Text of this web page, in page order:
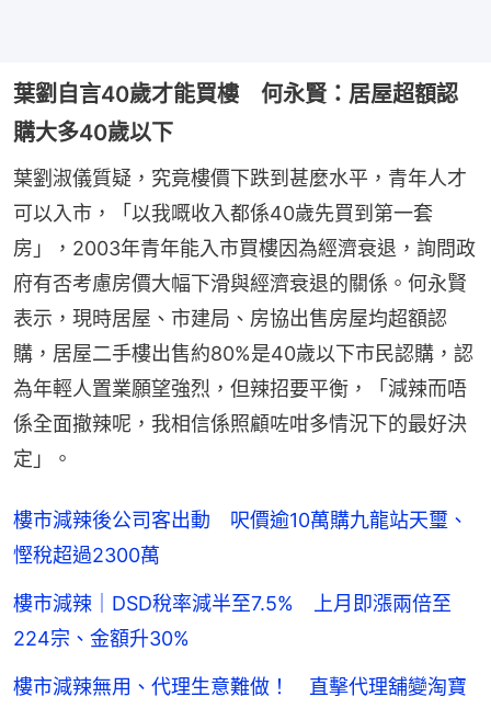
葉劉自言40歲才能買樓 何永賢：居屋超額認
購大多40歲以下
葉劉淑儀質疑，究竟樓價下跌到甚麼水平，青年人才
可以入市，「以我嘅收入都係40歲先買到第一套
房」，2003年青年能入市買樓因為經濟衰退，詢問政
府有否考慮房價大幅下滑與經濟衰退的關係。何永賢
表示，現時居屋、市建局、房協出售房屋均超額認
購，居屋二手樓出售約80%是40歲以下市民認購，認
為年輕人置業願望強烈，但辣招要平衡，「減辣而唔
係全面撤辣呢，我相信係照顧咗咁多情況下的最好決
定」。
樓市減辣後公司客出動 呎價逾10萬購九龍站天璽、
慳稅超過2300萬
樓市減辣｜DSD稅率減半至7.5% 上月即漲兩倍至
224宗、金額升30%
樓市減辣無用、代理生意難做！ 直擊代理舖變淘寶